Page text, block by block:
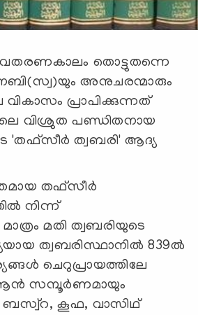
തൊട്ടുതന്നെ
നബി(സ്വ)യും അനുചരന്മാരും
വികാസം പ്രാപിക്കുന്നത്
വിശ്രുത പണ്ഡിതനായ
ത്വബരി' ആദ്യ
തഫ്‌സീര്‍
നിന്ന്
മതി ത്വബരിയുടെ
ത്വബരിസ്ഥാനില്‍ 839ല്‍
ചെറുപ്രായത്തിലേ
സമ്പൂര്‍ണമായും
ബസ്വ്‌റ, കൂഫ, വാസിഥ്